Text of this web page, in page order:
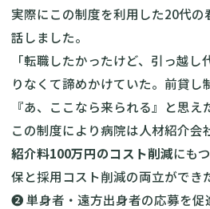
実際にこの制度を利用した20代の
話しました。
「転職したかったけど、引っ越
りなくて諦めかけていた。前貸し
『あ、ここなら来られる』と思え
この制度により病院は人材紹介会
紹介料100万円のコスト削減にも
保と採用コスト削減の両立ができ
❷ 単身者・遠方出身者の応募を促